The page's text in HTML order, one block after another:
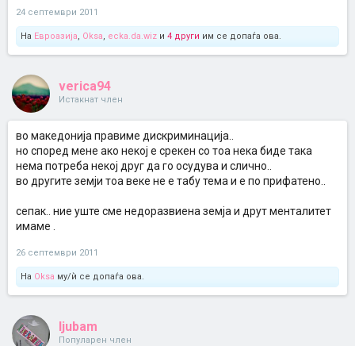
24 септември 2011
На Евроазија, Oksa, ecka.da.wiz и 4 други им се допаѓа ова.
verica94
Истакнат член
во македонија правиме дискриминација..
но според мене ако некој е срекен со тоа нека биде така
нема потреба некој друг да го осудува и слично..
во другите земји тоа веке не е табу тема и е по прифатено..
сепак.. ние уште сме недоразвиена земја и друт менталитет
имаме .
26 септември 2011
На Oksa му/ѝ се допаѓа ова.
ljubam
Популарен член